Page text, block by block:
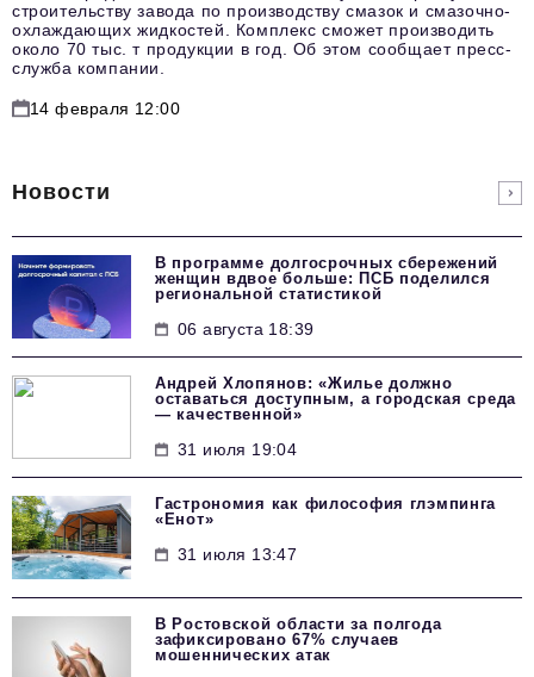
строительству завода по производству смазок и смазочно-
охлаждающих жидкостей. Комплекс сможет производить
около 70 тыс. т продукции в год. Об этом сообщает пресс-
служба компании.
14 февраля 12:00
Новости
В программе долгосрочных сбережений
женщин вдвое больше: ПСБ поделился
региональной статистикой
06 августа 18:39
Андрей Хлопянов: «Жилье должно
оставаться доступным, а городская среда
— качественной»
31 июля 19:04
Гастрономия как философия глэмпинга
«Енот»
31 июля 13:47
В Ростовской области за полгода
зафиксировано 67% случаев
мошеннических атак